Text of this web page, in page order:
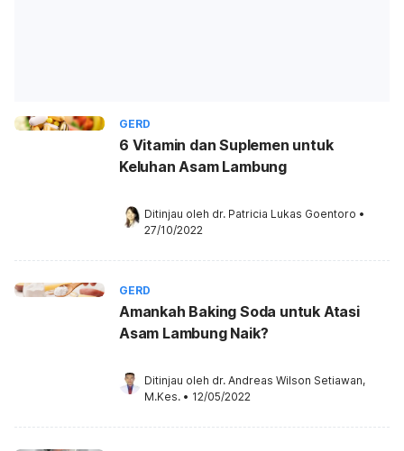
GERD
6 Vitamin dan Suplemen untuk
Keluhan Asam Lambung
Ditinjau oleh dr. Patricia Lukas Goentoro •
27/10/2022
GERD
Amankah Baking Soda untuk Atasi
Asam Lambung Naik?
Ditinjau oleh dr. Andreas Wilson Setiawan,
M.Kes. • 12/05/2022